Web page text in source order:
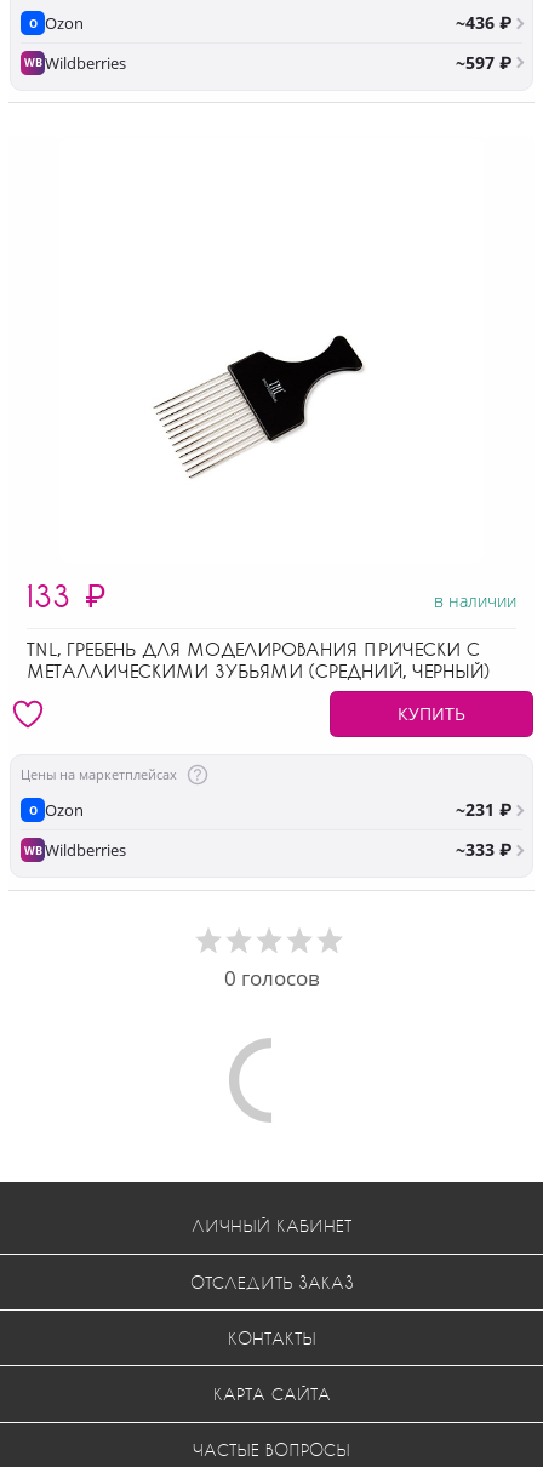
O Ozon ~436 ₽
WBWildberries ~597 ₽
133 ₽ в наличии
TNL, ГРЕБЕНЬ ДЛЯ МОДЕЛИРОВАНИЯ ПРИЧЕСКИ С
МЕТАЛЛИЧЕСКИМИ ЗУБЬЯМИ (СРЕДНИЙ, ЧЕРНЫЙ)
КУПИТЬ
Цены на маркетплейсах
O Ozon ~231 ₽
WBWildberries ~333 ₽
0 голосов
ЛИЧНЫЙ КАБИНЕТ
ОТСЛЕДИТЬ ЗАКАЗ
КОНТАКТЫ
КАРТА САЙТА
ЧАСТЫЕ ВОПРОСЫ
УСЛОВИЯ ВОЗВРАТА